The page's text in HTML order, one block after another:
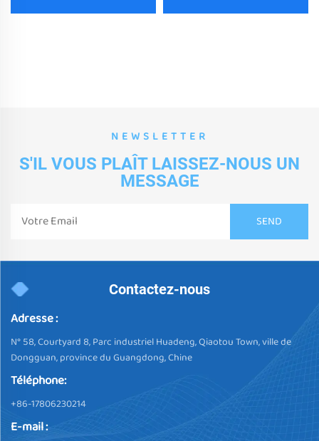
NEWSLETTER
S'IL VOUS PLAÎT LAISSEZ-NOUS UN
MESSAGE
Contactez-nous
Adresse :
N° 58, Courtyard 8, Parc industriel Huadeng, Qiaotou Town, ville de
Dongguan, province du Guangdong, Chine
Téléphone:
+86-17806230214
E-mail :